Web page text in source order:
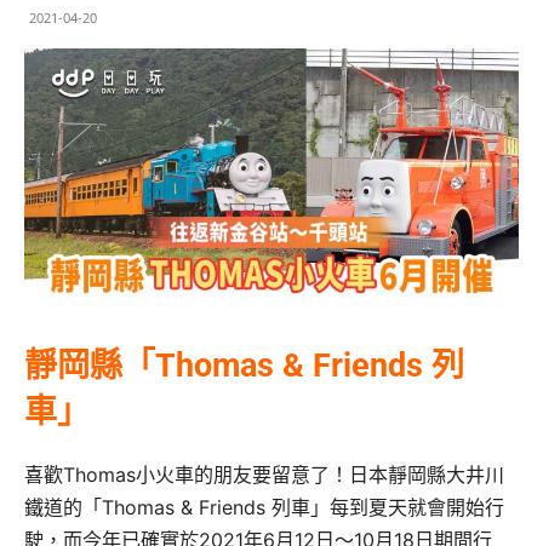
2021-04-20
靜岡縣「Thomas & Friends 列
車」
喜歡Thomas小火車的朋友要留意了！日本靜岡縣大井川
鐵道的「Thomas & Friends 列車」每到夏天就會開始行
駛，而今年已確實於2021年6月12日～10月18日期間行